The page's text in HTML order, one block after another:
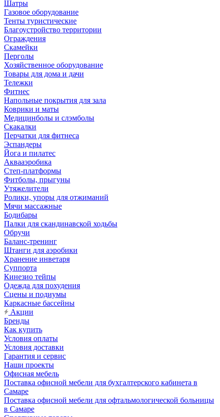
Шатры
Газовое оборудование
Тенты туристические
Благоустройство территории
Ограждения
Скамейки
Перголы
Хозяйственное оборудование
Товары для дома и дачи
Тележки
Фитнес
Напольные покрытия для зала
Коврики и маты
Медицинболы и слэмболы
Скакалки
Перчатки для фитнеса
Эспандеры
Йога и пилатес
Аквааэробика
Степ-платформы
Фитболы, прыгуны
Утяжелители
Ролики, упоры для отжиманий
Мячи массажные
Бодибары
Палки для скандинавской ходьбы
Обручи
Баланс-тренинг
Штанги для аэробики
Хранение инветаря
Суппорта
Кинезио тейпы
Одежда для похудения
Сцены и подиумы
Каркасные бассейны
Акции
Бренды
Как купить
Условия оплаты
Условия доставки
Гарантия и сервис
Наши проекты
Офисная мебель
Поставка офисной мебели для бухгалтерского кабинета в
Самаре
Поставка офисной мебели для офтальмологической больницы
в Самаре